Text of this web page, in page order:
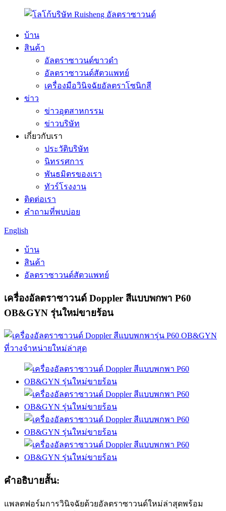
บ้าน
สินค้า
อัลตราซาวนด์ขาวดำ
อัลตราซาวนด์สัตวแพทย์
เครื่องมือวินิจฉัยอัลตราโซนิกสี
ข่าว
ข่าวอุตสาหกรรม
ข่าวบริษัท
เกี่ยวกับเรา
ประวัติบริษัท
นิทรรศการ
พันธมิตรของเรา
ทัวร์โรงงาน
ติดต่อเรา
คำถามที่พบบ่อย
English
บ้าน
สินค้า
อัลตราซาวนด์สัตวแพทย์
เครื่องอัลตราซาวนด์ Doppler สีแบบพกพา P60
OB&GYN รุ่นใหม่ขายร้อน
คำอธิบายสั้น:
แพลตฟอร์มการวินิจฉัยด้วยอัลตราซาวนด์ใหม่ล่าสุดพร้อม